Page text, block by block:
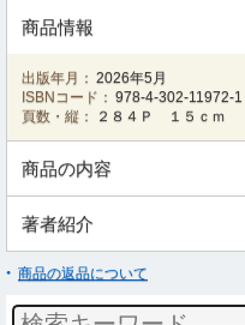
商品情報
出版年月： 2026年5月
ISBNコード： 978-4-302-11972-1
頁数・縦：
２８４Ｐ １５ｃｍ
商品の内容
著者紹介
商品の返品について